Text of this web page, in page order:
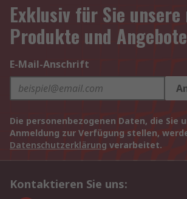
Exklusiv für Sie unsere
Produkte und Angebote
E-Mail-Anschrift
Die personenbezogenen Daten, die Sie
Anmeldung zur Verfügung stellen,
Datenschutzerklärung verarbeitet.
Kontaktieren Sie uns: